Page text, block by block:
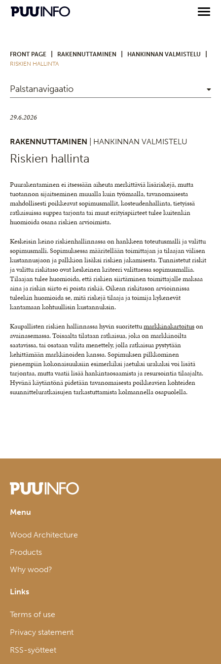
FRONT PAGE RAKENNUTTAMINEN HANKINNAN VALMISTELU
RISKIEN HALLINTA
Palstanavigaatio
29.6.2026
RAKENNUTTAMINEN | HANKINNAN VALMISTELU
Riskien hallinta
Puurakentaminen ei itsessään aiheuta merkittäviä lisäriskejä, mutta
tuotannon sijaitseminen muualla kuin työmaalla, tavanomaisesta
mahdollisesti poikkeavat sopimusmallit, kosteudenhallinta, tietyissä
ratkaisuissa suppea tarjonta tai muut erityispiirteet tulee kuitenkin
huomioida osana riskien arvioimista.
Keskeisin keino riskienhallinnassa on hankkeen toteutusmalli ja valittu
sopimusmalli. Sopimuksessa määritellään toimittajan ja tilaajan välisen
kustannusjaon ja palkkion lisäksi riskien jakamisesta. Tunnistetut riskit
ja valittu riskitaso ovat keskeinen kriteeri valittaessa sopimusmallia.
Tilaajan tulee huomioida, että riskien siirtäminen toimittajalle maksaa
aina ja riskin siirto ei poista riskiä. Oikean riskitason arvioinnissa
tuleekin huomioida se, mitä riskejä tilaaja ja toimija kykenevät
kantamaan kohtuullisin kustannuksin.
Kaupallisten riskien hallinnassa hyvin suoritettumarkkinakartoituson
avainasemassa. Toisaalta tilataan ratkaisua, joka on markkinoilta
saatavissa, tai osataan valita menettely, jolla ratkaisua pystytään
kehittämään markkinoiden kanssa. Sopimuksen pilkkominen
pienempiin kokonaisuuksiin esimerkiksi jaetuksi urakaksi voi lisätä
tarjontaa, mutta vaatii lisää hankintaosaamista ja resursointia tilaajalta.
Hyvänä käytäntönä pidetään tavanomaisesta poikkeavien kohteiden
suunnitteluratkaisujen tarkastuttamista kolmannella osapuolella.
Menu
Wood Architecture
Products
Why wood?
Links
Terms of use
Privacy statement
RSS-syötteet